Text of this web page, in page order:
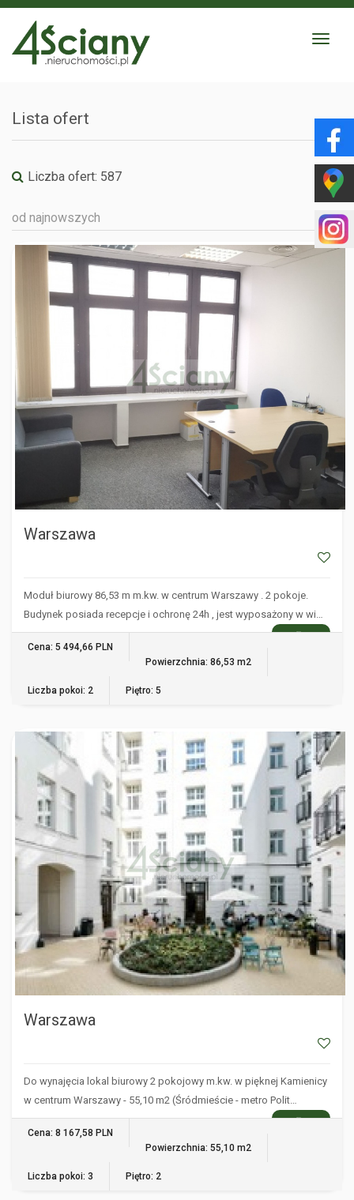
Toggle
Lista ofert
Liczba ofert: 587
od najnowszych
WARSZAWA
Warszawa
Moduł biurowy 86,53 m m.kw. w centrum Warszawy . 2 pokoje.
Budynek posiada recepcje i ochronę 24h , jest wyposażony w wi…
WIĘCEJ
Cena: 5 494,66 PLN
Powierzchnia: 86,53 m2
Liczba pokoi: 2 Piętro: 5
WARSZAWA
Warszawa
Do wynajęcia lokal biurowy 2 pokojowy m.kw. w pięknej Kamienicy
w centrum Warszawy - 55,10 m2 (Śródmieście - metro Polit…
WIĘCEJ
Cena: 8 167,58 PLN
Powierzchnia: 55,10 m2
Liczba pokoi: 3 Piętro: 2